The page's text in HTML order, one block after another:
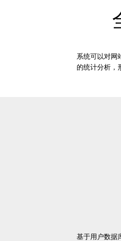
系统可以对网
的统计分析，
基于用户数据